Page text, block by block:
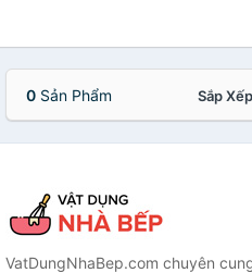
0 Sản Phẩm Sắp
VatDungNhaBep.com chuyên